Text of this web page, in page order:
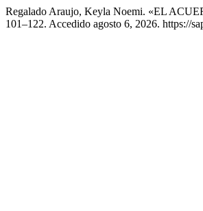
Regalado Araujo, Keyla Noemi. «EL
101–122. Accedido agosto 6, 2026. https://